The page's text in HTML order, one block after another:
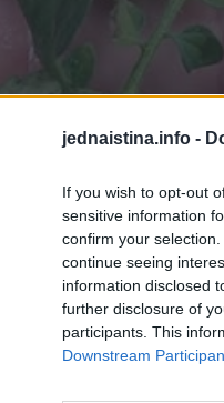
jednaistina.info -
If you wish to opt-out
sensitive information
confirm your
continue seeing
information disclosed
further disclosure of
participants. This
Downstream
Vrijeme citanja: Manje od 1